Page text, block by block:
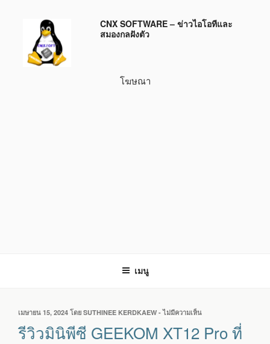
บทความ
CNX SOFTWARE – ข่าวไอโอทีและ
สมองกลฝังตัว
โฆษณา
เมนู
เขียน
วัน
ที่
เมษายน 15, 2024 โดย SUTHINEE KERDKAEW -ไม่มีความเห็น
รีวิวมินิพีซี GEEKOM XT12 Pro ที่